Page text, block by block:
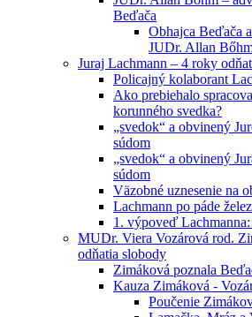
Beďača
Obhajca Beďača
JUDr. Allan
Juraj Lachmann – 4 roky
Policajný kolaborant
Ako prebiehalo
korunného svedka?
„svedok“ a obvinený
súdom
„svedok“ a obvinený
súdom
Väzobné uznesenie na
Lachmann po páde
1. výpoveď
MUDr. Viera Vozárová rod.
odňatia slobody
Zimáková poznala
Kauza Zimáková -
Poučenie